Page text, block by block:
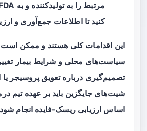
کنید تا اطلاعات جمع‌آوری و
این اقدامات کلی هستند و ممکن است
سیاست‌های محلی و شرایط بیمار
تصمیم‌گیری درباره تعویق پروسیجر یا
شیت‌های جایگزین باید بر عهده تیم
اساس ارزیابی ریسک-فایده انجام